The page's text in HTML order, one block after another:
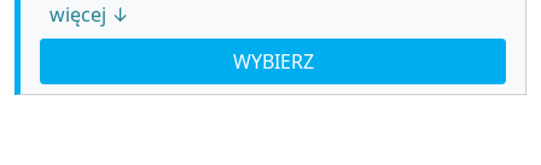
więcej ↓
WYBIERZ